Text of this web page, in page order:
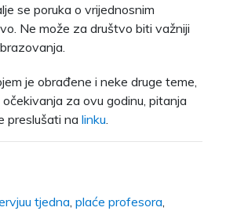
se poruka o vrijednosnim
Ne može za društvo biti važniji
je obrađene i neke druge teme,
za ovu godinu, pitanja
preslušati na linku
tjedna plaće profesora